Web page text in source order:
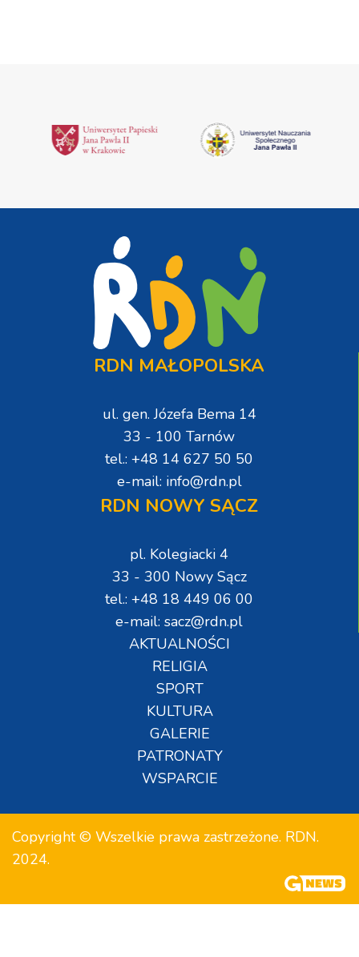
RDN MAŁOPOLSKA
ul. gen. Józefa Bema 14
33 - 100 Tarnów
tel.: +48 14 627 50 50
e-mail: info@rdn.pl
RDN NOWY SĄCZ
pl. Kolegiacki 4
33 - 300 Nowy Sącz
tel.: +48 18 449 06 00
e-mail: sacz@rdn.pl
AKTUALNOŚCI
RELIGIA
SPORT
KULTURA
GALERIE
PATRONATY
WSPARCIE
Copyright © Wszelkie prawa zastrzeżone. RDN.
2024.